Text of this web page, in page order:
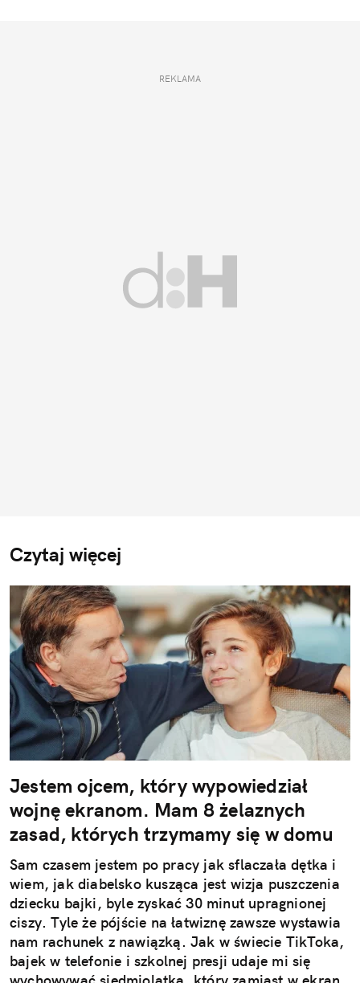
REKLAMA
Czytaj więcej
Jestem ojcem, który wypowiedział
wojnę ekranom. Mam 8 żelaznych
zasad, których trzymamy się w domu
Sam czasem jestem po pracy jak sflaczała dętka i
wiem, jak diabelsko kusząca jest wizja puszczenia
dziecku bajki, byle zyskać 30 minut upragnionej
ciszy. Tyle że pójście na łatwiznę zawsze wystawia
nam rachunek z nawiązką. Jak w świecie TikToka,
bajek w telefonie i szkolnej presji udaje mi się